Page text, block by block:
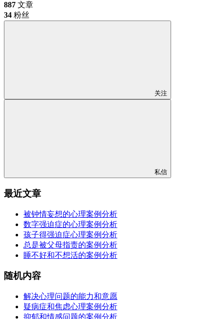
887 文章
34 粉丝
关注
私信
最近文章
被钟情妄想的心理案例分析
数字强迫症的心理案例分析
孩子得强迫症心理案例分析
总是被父母指责的案例分析
睡不好和不想活的案例分析
随机内容
解决心理问题的能力和意愿
疑病症和焦虑心理案例分析
抑郁和情感问题的案例分析